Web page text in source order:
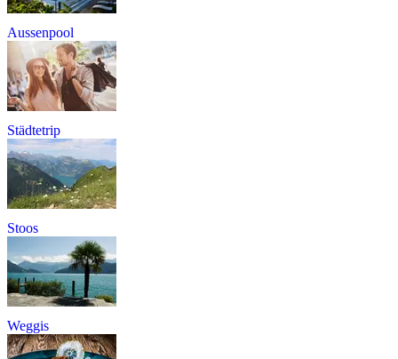
Aussenpool
Städtetrip
Stoos
Weggis